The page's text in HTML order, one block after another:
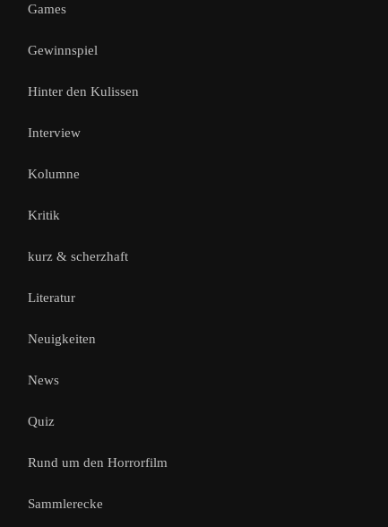
Games
Gewinnspiel
Hinter den Kulissen
Interview
Kolumne
Kritik
kurz & scherzhaft
Literatur
Neuigkeiten
News
Quiz
Rund um den Horrorfilm
Sammlerecke